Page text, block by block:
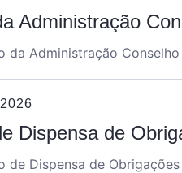
Administração
da Administração
Dispensa de
de Dispensa de